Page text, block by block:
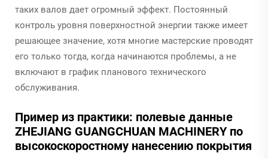
таких валов дает огромный эффект. Постоянный
контроль уровня поверхностной энергии также имеет
решающее значение, хотя многие мастерские проводят
его только тогда, когда начинаются проблемы, а не
включают в график планового технического
обслуживания.
Пример из практики: полевые данные
ZHEJIANG GUANGCHUAN MACHINERY по
высокоскоростному нанесению покрытия